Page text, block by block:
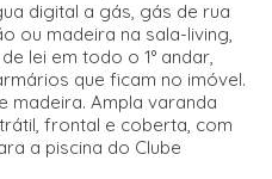
digital a gás, gás de rua
ou madeira na sala-living,
lei em todo o 1° andar,
que ficam no imóvel.
madeira. Ampla varanda
frontal e coberta, com
a piscina do Clube